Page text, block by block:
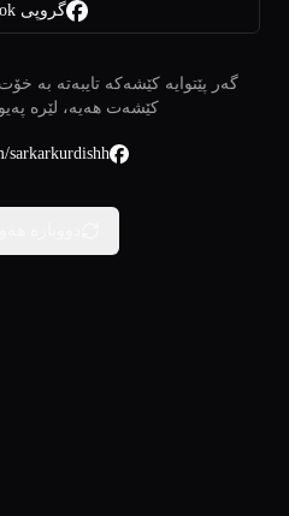
گروپی Facebook
گەر پێتوایە کێشەکە تایبەتە بە
کێشەت هەیە، لێرە
sarkarkurdishh